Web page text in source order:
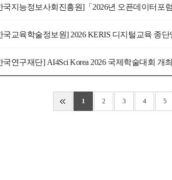
국연구재단] AI4Sci Korea 2026 국제학술대회 개
1 2 3 4 5